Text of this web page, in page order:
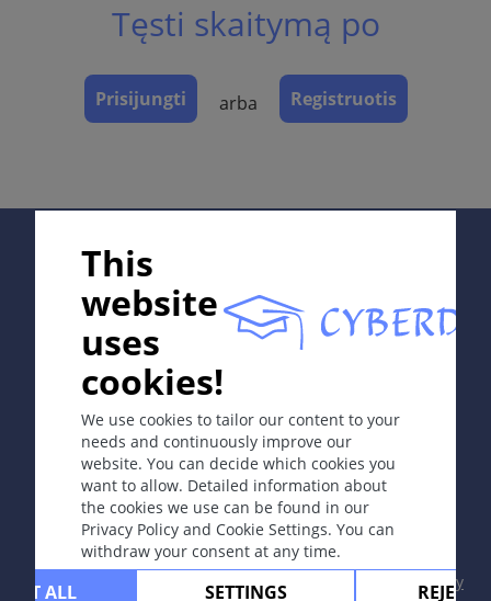
1F00.03
tipo (HSV 1) sunki infekcija pacientams, sergantiems
būdu (lūpų pūslelinė) arba kontaktuojant su
užsikrėtusiu asmeniu.
Simptomai
Pūslelės sunkaus dermatito srityse (veidas, kaklas,
tiesiamieji galūnių paviršiai), vėliau susidaro
pustulės, erozijos, šašai. Bendrieji simptomai: didelė
kūno temperatūra, ryškus niežėjimas, kartais-
periferinių limfmazgių padidėjimas.
Įprastai veidas, kaklas, tiesiamieji galūnių paviršiai.
Komplikacijos
Tęsti skaitymą po
Prisijungti arba Registruotis
This
website
uses
cookies!
We use cookies to tailor our content to your
needs and continuously improve our
website. You can decide which cookies you
want to allow. Detailed information about
the cookies we use can be found in our
Privacy Policy and Cookie Settings. You can
withdraw your consent at any time.
ALL SETTINGS REJECT
In collaboration with Erasmus+ hEduLearnIt editorial
Copyright © 2003-2026 CYBERDERM Editorial Group
Founding Editor Guenter Burg, M.D. - Concept and
Coordination by Vahid Djamei, Zurich
All rights reserved.
Impressum|
Privacy